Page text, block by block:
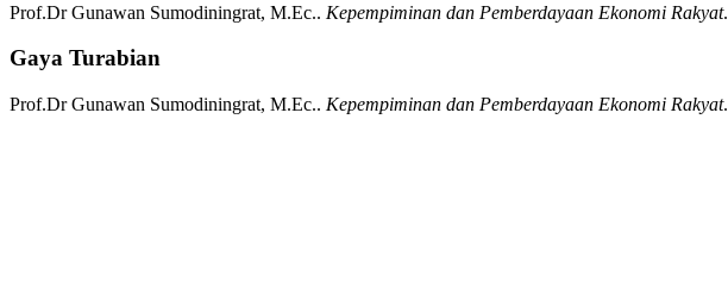
Prof.Dr Gunawan Sumodiningrat, M.Ec.. Kepempiminan dan Pemberdayaan Ekonomi Rakyat.
Gaya Turabian
Prof.Dr Gunawan Sumodiningrat, M.Ec.. Kepempiminan dan Pemberdayaan Ekonomi Rakyat.